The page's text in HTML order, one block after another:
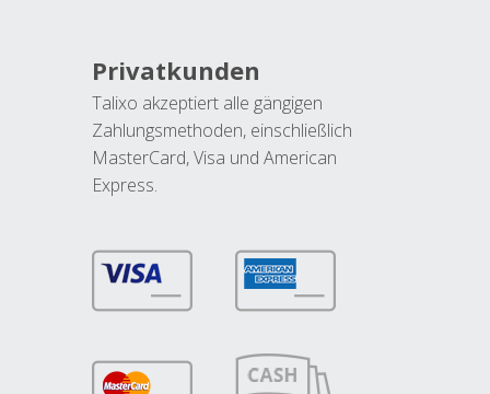
Privatkunden
Talixo akzeptiert alle gängigen
Zahlungsmethoden, einschließlich
MasterCard, Visa und American
Express.